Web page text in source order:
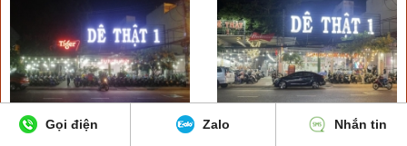
Gọi điện Zalo Nhắn tin